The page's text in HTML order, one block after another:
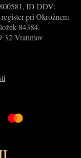
ID DDV:
pri Okrožnem
84384.
32 Vratimov